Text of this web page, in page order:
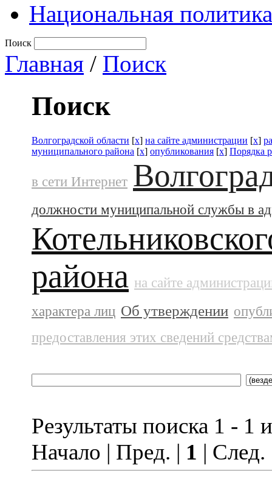
Национальная политика
Поиск
Главная / Поиск
Поиск
Волгоградской области [x] на сайте администрации [x]
муниципального района [x] опубликования [x] Порядка
в сети Интернет
должности муниципальной службы в
района на сайте
характера лиц Об утверждении
предоставления этих сведений
Результаты поиска 1 - 1
Начало | Пред. | 1 |